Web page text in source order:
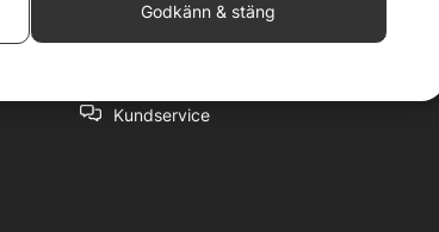
Kundservice
Godkänn & stäng